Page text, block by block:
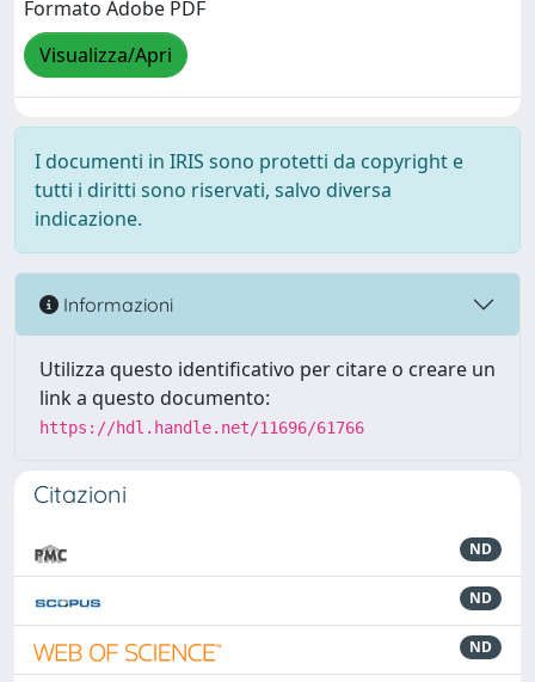
Formato Adobe PDF
Visualizza/Apri
I documenti in IRIS sono protetti da copyright e
tutti i diritti sono riservati, salvo diversa
indicazione.
Informazioni
Utilizza questo identificativo per citare o creare un
link a questo documento:
https://hdl.handle.net/11696/61766
Citazioni
ND
ND
ND